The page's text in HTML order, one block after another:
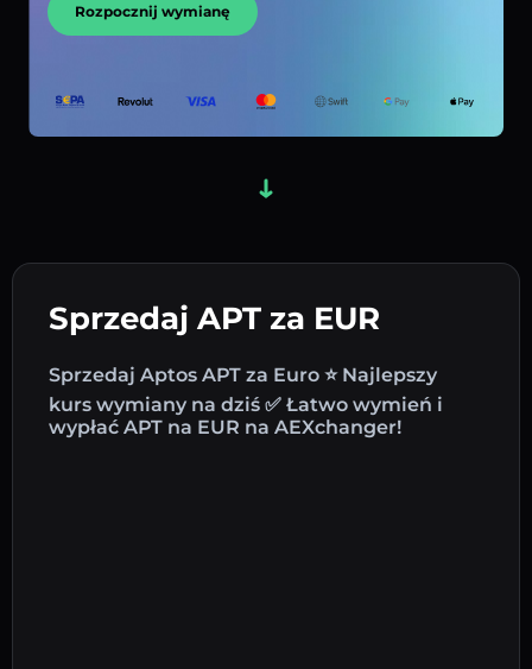
Sprzedaj APT za EUR
Sprzedaj Aptos APT za Euro ⭐ Najlepszy
kurs wymiany na dziś ✅ Łatwo wymień i
wypłać APT na EUR na AEXchanger!
Rozpocznij wymianę